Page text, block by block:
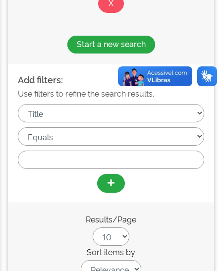
Start a new search
Add filters:
Use filters to refine the search results.
Results/Page
Sort items by